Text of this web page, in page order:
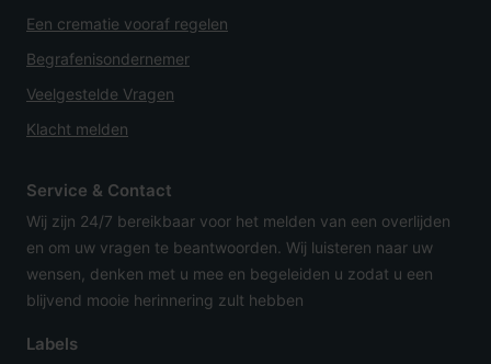
Een crematie vooraf regelen
Begrafenisondernemer
Veelgestelde Vragen
Klacht melden
Service & Contact
Wij zijn 24/7 bereikbaar voor het melden van een overlijden
en om uw vragen te beantwoorden. Wij luisteren naar uw
wensen, denken met u mee en begeleiden u zodat u een
blijvend mooie herinnering zult hebben
Labels